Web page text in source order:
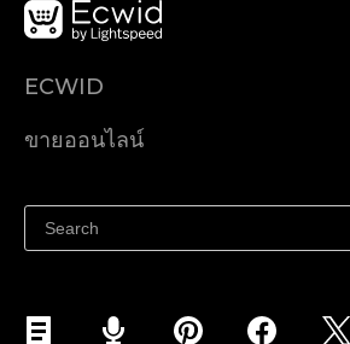
ECWID
ราคา
ขายออนไลน์
ขายบนเฟสบุ๊ค